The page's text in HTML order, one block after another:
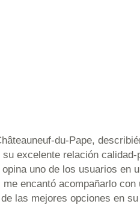
du-Pape,
excelente relación
uno de los usuarios en
encantó acompañarlo
las mejores opciones en